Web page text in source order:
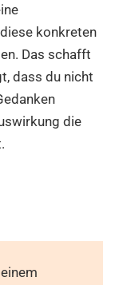
konkreten
Das schafft
dass du nicht
die